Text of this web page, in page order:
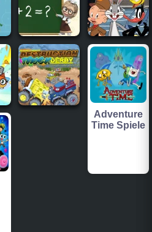
Adventure
Time Spiele